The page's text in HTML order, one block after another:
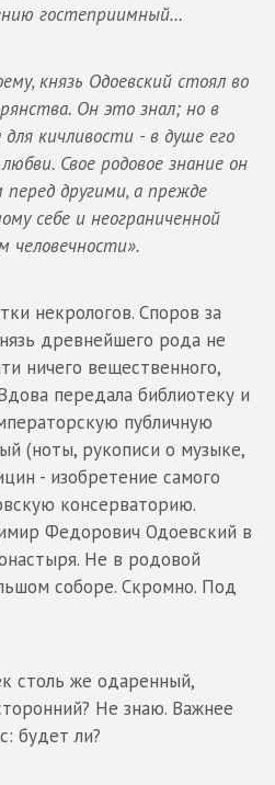
гостеприимный…
князь Одоевский стоял во
Он это знал; но в
кичливости - в душе его
Свое родовое знание он
перед другими, а прежде
себе и неограниченной
человечности».
некрологов. Споров за
древнейшего рода не
ничего вещественного,
передала библиотеку и
публичную
(ноты, рукописи о музыке,
- изобретение самого
консерваторию.
Федорович Одоевский в
Не в родовой
соборе. Скромно. Под
столь же одаренный,
Не знаю. Важнее
будет ли?